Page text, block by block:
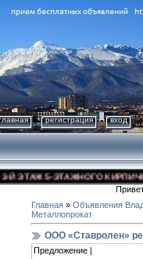
регистрация вход
5-ЭТАЖНОГО
Главная » Объявления
Металлопрокат
ООО «Ставролен»
Предложение |